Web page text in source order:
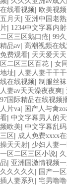
在线看视频| 欧美视
五月天| 亚洲中国老
片| 1234中文字幕内
二区三区鹅口疮| 99
精品av| 高潮视频在
免费观看| 天天爱天
区二区三区百花 | 女
地址| 人妻人妻干干
线在线视频| 制服丝
人妻av天天澡夜夜爽|
97国际精品在线视频
人片va| 国产人与禽
看| 中文字幕男人的
频欧美| 中文字幕乱
三区 | 成人免费xxxx
操天天射| 少妇人妻
一区二区三区小说|
品| 亚洲国激情视频
久久久久久 | 国产一
插人妻系列 | 宅男噜